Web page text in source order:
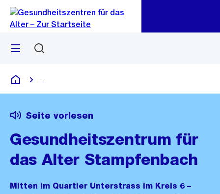
Navigation
Sprunglink
Menü
Gesundheitszentren für das Alter
Seite vorlesen
Gesundheitszentrum für
das Alter Stampfenbach
Mitten im Quartier Unterstrass im Kreis 6 –